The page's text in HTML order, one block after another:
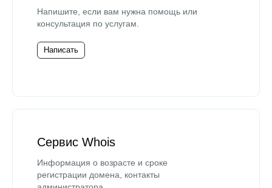
Напишите, если вам нужна помощь или
консультация по услугам.
Написать
Сервис Whois
Информация о возрасте и сроке
регистрации домена, контакты